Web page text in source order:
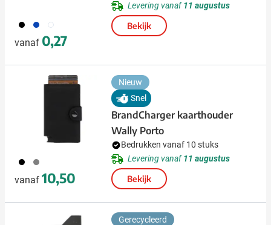
001 023 002
vanaf 0,27
Levering vanaf11 augustus
Bekijk
001 003
vanaf 10,50
Nieuw
Snel
BrandCharger kaarthouder
Wally Porto
Bedrukken vanaf 10 stuks
Levering vanaf11 augustus
Bekijk
Gerecycleerd